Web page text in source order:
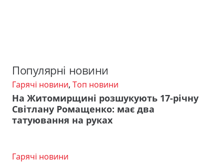
Популярні новини
Гарячі новини, Топ новини
На Житомирщині розшукують 17-річну
Світлану Ромащенко: має два
татуювання на руках
Гарячі новини